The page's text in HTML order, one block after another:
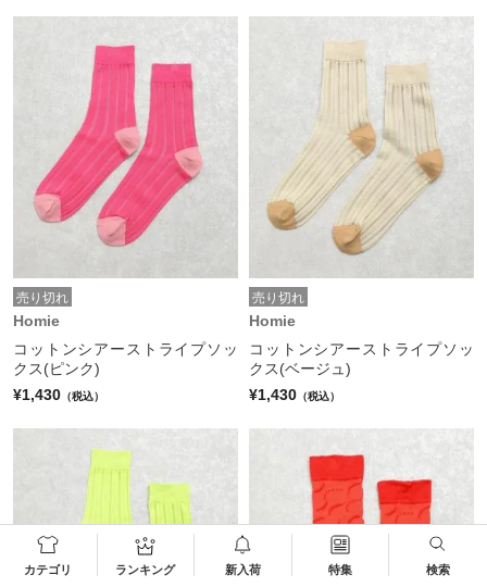
カテゴリ ランキング 新入荷 特集 検索
売り切れ
Homie
コットンシアーストライプソッ
クス(ピンク)
¥1,430 （税込）
売り切れ
Homie
コットンシアーストライプソッ
クス(ベージュ)
¥1,430 （税込）